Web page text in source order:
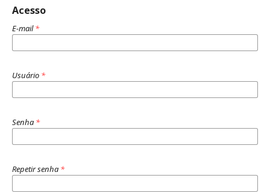
Acesso
E-mail*
Usuário *
Senha *
Repetir senha *